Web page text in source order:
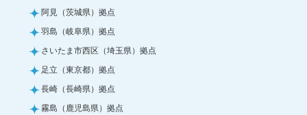
阿見（茨城県）拠点
羽島（岐阜県）拠点
さいたま市西区（埼玉県）拠点
足立（東京都）拠点
長崎（長崎県）拠点
霧島（鹿児島県）拠点